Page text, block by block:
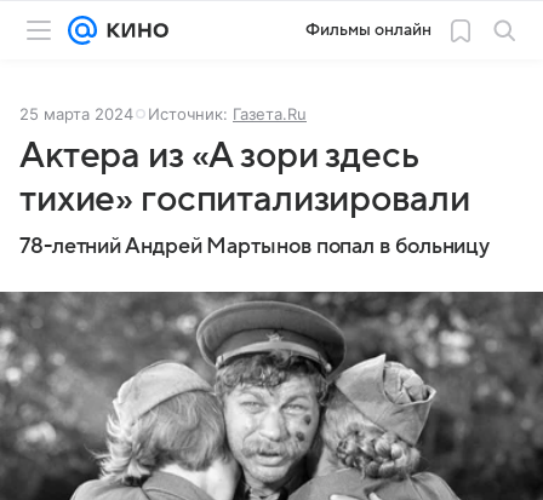
Фильмы онлайн
25 марта 2024 Источник: Газета.Ru
Актера из «А зори здесь
тихие» госпитализировали
78-летний Андрей Мартынов попал в больницу